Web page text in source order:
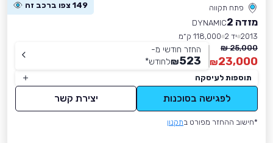
פתח תקווה 149 צפו ברכב זה
מזדה 2
DYNAMIC
2013 יד 2
118,000 ק״מ
25,000 ₪
23,000
₪
החזר חודשי מ-
523
₪לחודש*
תוספות לעיסקה
לפגישה בסוכנות יצירת קשר
*חישוב ההחזר מפורט בתקנון